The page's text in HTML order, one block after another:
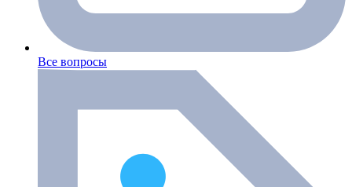
Все вопросы